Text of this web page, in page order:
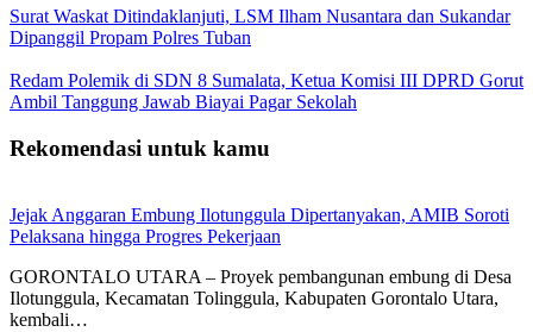
Surat Waskat Ditindaklanjuti, LSM Ilham Nusantara dan Sukandar
Dipanggil Propam Polres Tuban
Redam Polemik di SDN 8 Sumalata, Ketua Komisi III DPRD Gorut
Ambil Tanggung Jawab Biayai Pagar Sekolah
Rekomendasi untuk kamu
Jejak Anggaran Embung Ilotunggula Dipertanyakan, AMIB Soroti
Pelaksana hingga Progres Pekerjaan
GORONTALO UTARA – Proyek pembangunan embung di Desa
Ilotunggula, Kecamatan Tolinggula, Kabupaten Gorontalo Utara,
kembali…